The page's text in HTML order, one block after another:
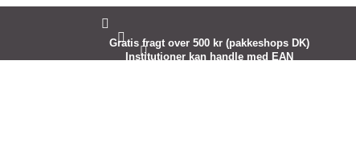

Gratis fragt over 500 kr (pakkeshops DK)

Institutioner kan handle med EAN
